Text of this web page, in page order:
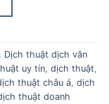
Dịch thuật dịch văn
uy tín dịch thuật
thuật châu á dịch
thuật doanh